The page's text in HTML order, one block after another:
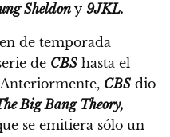
Sheldony 9JKL.
de temporada
de CBS hasta el
CBS dio
Big Bang Theory,
se emitiera sólo un